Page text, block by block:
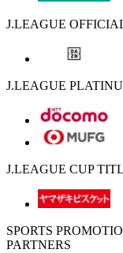
J.LEAGUE
J.LEAGUE
J.LEAGUE CUP
SPORTS
PARTNERS